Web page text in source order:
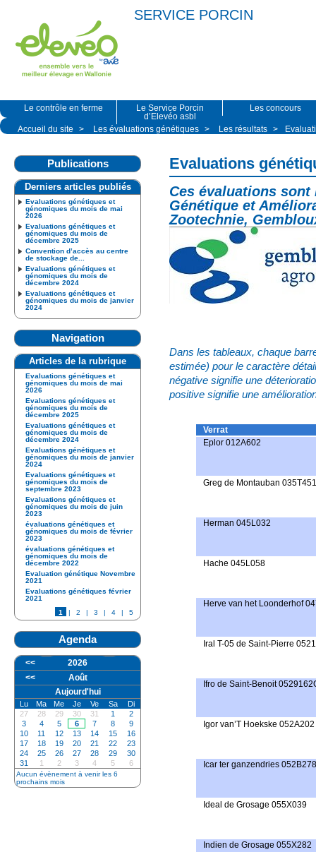
SERVICE PORCIN
Le contrôle en ferme
Le Service Porcin
d’Elevéo asbl
Les concours
Accueil du site > Les évaluations génétiques > Les résultats >
Evaluations
Ces évaluations
Génétique et
Zootechnie,
Dans les tableaux, chaque
estimée) pour le caractère
négative signifie une
positive signifie une
Verrat
Eplor 012A602
Greg de Montauban 035T451
Herman 045L032
Hache 045L058
Herve van het Loonderhof
Iral T-05 de Saint-Pierre
Ifro de Saint-Benoit
Igor van’T Hoekske 052A202
Icar ter ganzendries 052B278
Ideal de Grosage 055X039
Indien de Grosage 055X282
Publications
Derniers articles publiés
Evaluations génétiques et
génomiques du mois de mai
2026
Evaluations génétiques et
génomiques du mois de
décembre 2025
Convention d’accès au centre
de stockage de...
Evaluations génétiques et
génomiques du mois de
décembre 2024
Evaluations génétiques et
génomiques du mois de janvier
2024
Navigation
Articles de la rubrique
Evaluations génétiques et
génomiques du mois de mai
2026
Evaluations génétiques et
génomiques du mois de
décembre 2025
Evaluations génétiques et
génomiques du mois de
décembre 2024
Evaluations génétiques et
génomiques du mois de janvier
2024
Evaluations génétiques et
génomiques du mois de
septembre 2023
Evaluations génétiques et
génomiques du mois de juin
2023
évaluations génétiques et
génomiques du mois de février
2023
évaluations génétiques et
génomiques du mois de
décembre 2022
Evaluation génétique Novembre
2021
Evaluations génétiques février
2021
1
| 2 | 3 | 4 | 5
Agenda
<<
2026
<<
Août
Aujourd'hui
Lu Ma Me Je Ve Sa
Di
27
28 29 30 31 1
2
3
4 5 6 7 8
9
10
11 12 13 14 15
16
17
18 19 20 21 22
23
24
25 26 27 28 29
30
31
1 2 3 4 5 6
Aucun évènement à venir les 6
prochains mois